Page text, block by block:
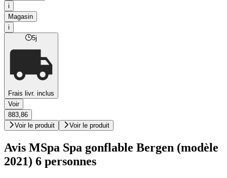
i
Magasin
i
5j
Frais livr. inclus
Voir
883,86
Voir le produit
Voir le produit
Avis MSpa Spa gonflable Bergen (modèle
2021) 6 personnes